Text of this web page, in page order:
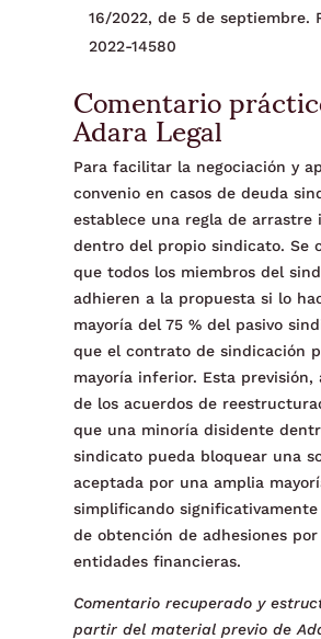
16/2022, de 5 de septiembre.
2022-14580
Comentario
Adara Legal
Para facilitar la negociación y
convenio en casos de deuda
establece una regla de arrastre
dentro del propio sindicato. Se
que todos los miembros del
adhieren a la propuesta si lo
mayoría del 75 % del pasivo
que el contrato de sindicación
mayoría inferior. Esta previsión,
de los acuerdos de
que una minoría disidente
sindicato pueda bloquear una
aceptada por una amplia
simplificando significativamente
de obtención de adhesiones
entidades financieras.
Comentario recuperado y
partir del material previo de